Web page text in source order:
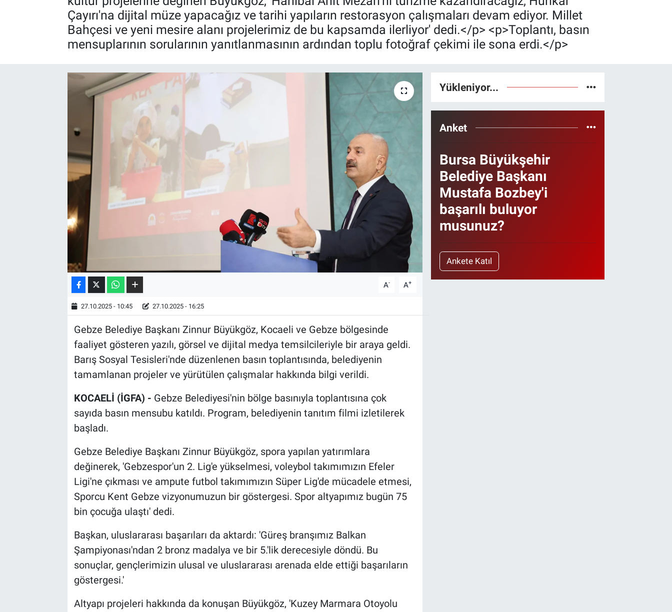
Çayırı'na dijital müze yapacağız ve tarihi yapıların restorasyon çalışmaları devam ediyor. Millet
Bahçesi ve yeni mesire alanı projelerimiz de bu kapsamda ilerliyor' dedi.</p> <p>Toplantı, basın
mensuplarının sorularının yanıtlanmasının ardından toplu fotoğraf çekimi ile sona erdi.</p>
A- A+
27.10.2025 - 10:45 27.10.2025 - 16:25
Gebze Belediye Başkanı Zinnur Büyükgöz, Kocaeli ve Gebze bölgesinde
faaliyet gösteren yazılı, görsel ve dijital medya temsilcileriyle bir araya geldi.
Barış Sosyal Tesisleri'nde düzenlenen basın toplantısında, belediyenin
tamamlanan projeler ve yürütülen çalışmalar hakkında bilgi verildi.
KOCAELİ (İGFA) - Gebze Belediyesi'nin bölge basınıyla toplantısına çok
sayıda basın mensubu katıldı. Program, belediyenin tanıtım filmi izletilerek
başladı.
Gebze Belediye Başkanı Zinnur Büyükgöz, spora yapılan yatırımlara
değinerek, 'Gebzespor'un 2. Lig'e yükselmesi, voleybol takımımızın Efeler
Ligi'ne çıkması ve ampute futbol takımımızın Süper Lig'de mücadele etmesi,
Sporcu Kent Gebze vizyonumuzun bir göstergesi. Spor altyapımız bugün 75
bin çocuğa ulaştı' dedi.
Başkan, uluslararası başarıları da aktardı: 'Güreş branşımız Balkan
Şampiyonası'ndan 2 bronz madalya ve bir 5.'lik derecesiyle döndü. Bu
sonuçlar, gençlerimizin ulusal ve uluslararası arenada elde ettiği başarıların
göstergesi.'
Altyapı projeleri hakkında da konuşan Büyükgöz, 'Kuzey Marmara Otoyolu
Yükleniyor...
Anket
Bursa Büyükşehir
Belediye Başkanı
Mustafa Bozbey'i
başarılı buluyor
musunuz?
Ankete Katıl